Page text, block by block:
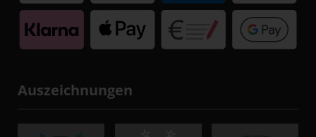
Auszeichnungen